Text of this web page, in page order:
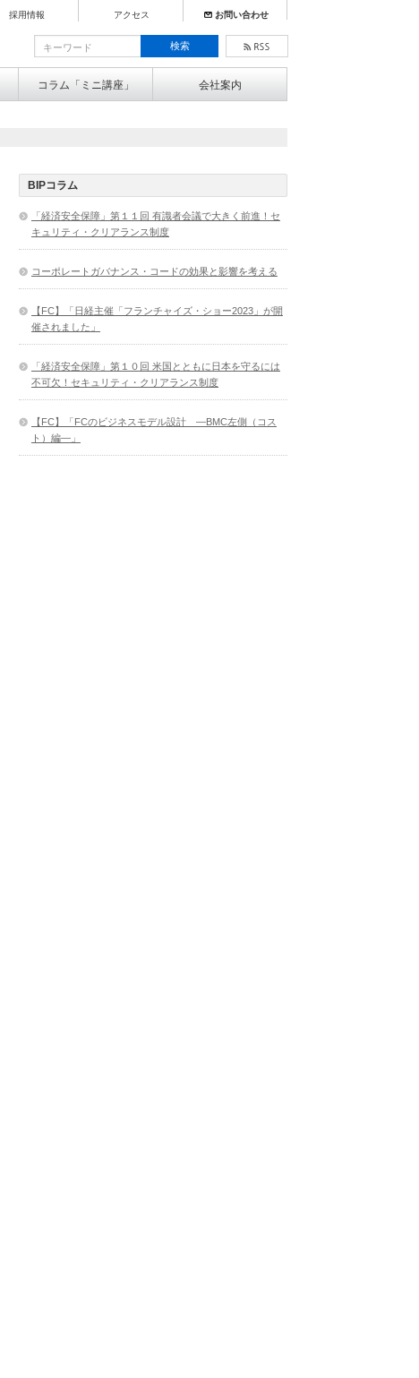
採用情報 アクセス お問い合わせ
コラム「ミニ講座」 会社案内
BIPコラム
「経済安全保障」第１１回 有識者会議で大きく前進！セ
キュリティ・クリアランス制度
コーポレートガバナンス・コードの効果と影響を考える
【FC】「日経主催「フランチャイズ・ショー2023」が開
催されました」
「経済安全保障」第１０回 米国とともに日本を守るには
不可欠！セキュリティ・クリアランス制度
【FC】「FCのビジネスモデル設計 ―BMC左側（コス
ト）編―」